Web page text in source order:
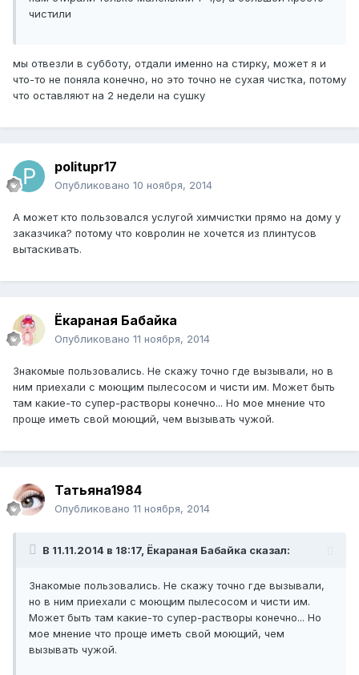
чистили
мы отвезли в субботу, отдали именно на стирку, может я и
что-то не поняла конечно, но это точно не сухая чистка, потому
что оставляют на 2 недели на сушку
politupr17
Опубликовано 10 ноября, 2014
А может кто пользовался услугой химчистки прямо на дому у
заказчика? потому что ковролин не хочется из плинтусов
вытаскивать.
Ёкараная Бабайка
Опубликовано 11 ноября, 2014
Знакомые пользовались. Не скажу точно где вызывали, но в
ним приехали с моющим пылесосом и чисти им. Может быть
там какие-то супер-растворы конечно... Но мое мнение что
проще иметь свой моющий, чем вызывать чужой.
Татьяна1984
Опубликовано 11 ноября, 2014
В 11.11.2014 в 18:17, Ёкараная Бабайка сказал:
Знакомые пользовались. Не скажу точно где вызывали,
но в ним приехали с моющим пылесосом и чисти им.
Может быть там какие-то супер-растворы конечно... Но
мое мнение что проще иметь свой моющий, чем
вызывать чужой.